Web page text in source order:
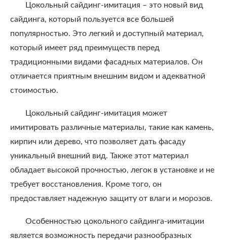
Цокольный сайдинг-имитация – это новый вид
сайдинга, который пользуется все большей
популярностью. Это легкий и доступный материал,
который имеет ряд преимуществ перед
традиционными видами фасадных материалов. Он
отличается приятным внешним видом и адекватной
стоимостью.
Цокольный сайдинг-имитация может
имитировать различные материалы, такие как камень,
кирпич или дерево, что позволяет дать фасаду
уникальный внешний вид. Также этот материал
обладает высокой прочностью, легок в установке и не
требует восстановления. Кроме того, он
предоставляет надежную защиту от влаги и морозов.
Особенностью цокольного сайдинга-имитации
является возможность передачи разнообразных